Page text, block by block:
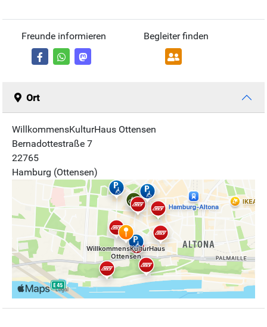
Freunde informieren Begleiter finden
Ort
WillkommensKulturHaus Ottensen
Bernadottestraße 7
22765
Hamburg (Ottensen)